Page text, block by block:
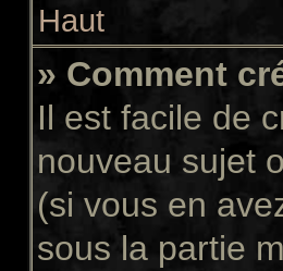
Haut
» Comment
Il est facile de
nouveau sujet
(si vous en
sous la partie